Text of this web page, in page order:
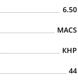
6.50
MACS
КНР
44